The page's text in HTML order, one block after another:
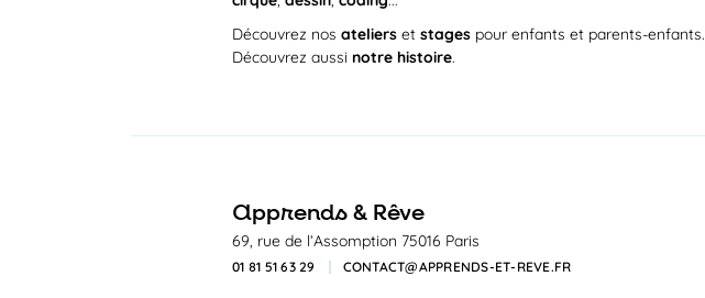
Découvrez nosateliers etstages pour enfants et parents-enfants.
Découvrez aussinotre histoire.
apprends & Rêve
69, rue de l’Assomption 75016 Paris
01 81 51 63 29 CONTACT@APPRENDS-ET-REVE.FR